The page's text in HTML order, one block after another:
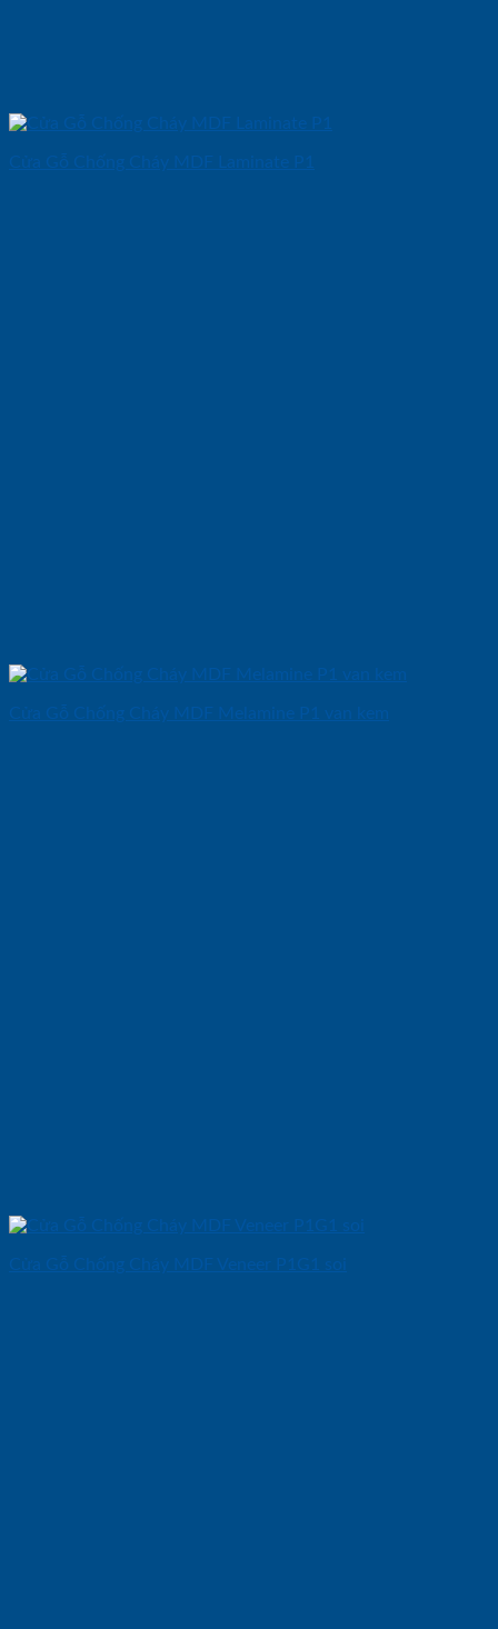
Cửa Gỗ Chống Cháy MDF Laminate P1
Cửa Gỗ Chống Cháy MDF Melamine P1 van kem
Cửa Gỗ Chống Cháy MDF Veneer P1G1 soi